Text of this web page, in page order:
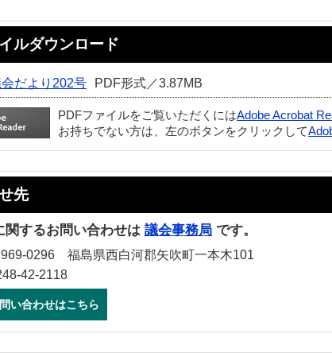
ルダウンロード
だより202号 PDF形式／3.87MB
PDFファイルをご覧いただくにはAdobe Acrobat
お持ちでない方は、左のボタンをクリックして
先
関するお問い合わせは 議会事務局 です。
0296 福島県西白河郡矢吹町一本木101
42-2118
い合わせはこちら